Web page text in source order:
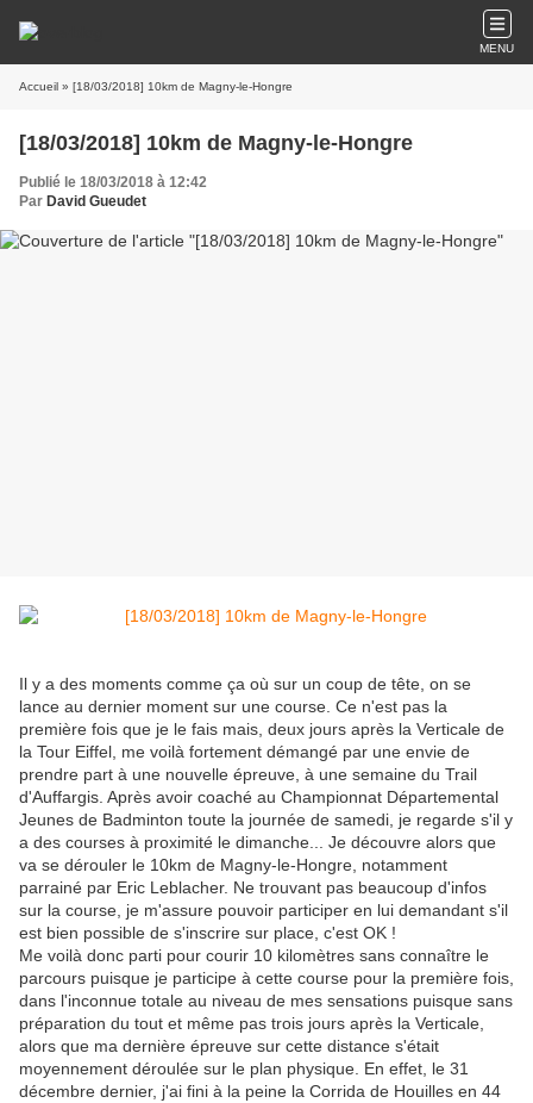
MENU
Accueil » [18/03/2018] 10km de Magny-le-Hongre
[18/03/2018] 10km de Magny-le-Hongre
Publié le 18/03/2018 à 12:42
Par David Gueudet
Il y a des moments comme ça où sur un coup de tête, on se
lance au dernier moment sur une course. Ce n'est pas la
première fois que je le fais mais, deux jours après la Verticale de
la Tour Eiffel, me voilà fortement démangé par une envie de
prendre part à une nouvelle épreuve, à une semaine du Trail
d'Auffargis. Après avoir coaché au Championnat Départemental
Jeunes de Badminton toute la journée de samedi, je regarde s'il y
a des courses à proximité le dimanche... Je découvre alors que
va se dérouler le 10km de Magny-le-Hongre, notamment
parrainé par Eric Leblacher. Ne trouvant pas beaucoup d'infos
sur la course, je m'assure pouvoir participer en lui demandant s'il
est bien possible de s'inscrire sur place, c'est OK !
Me voilà donc parti pour courir 10 kilomètres sans connaître le
parcours puisque je participe à cette course pour la première fois,
dans l'inconnue totale au niveau de mes sensations puisque sans
préparation du tout et même pas trois jours après la Verticale,
alors que ma dernière épreuve sur cette distance s'était
moyennement déroulée sur le plan physique. En effet, le 31
décembre dernier, j'ai fini à la peine la Corrida de Houilles en 44